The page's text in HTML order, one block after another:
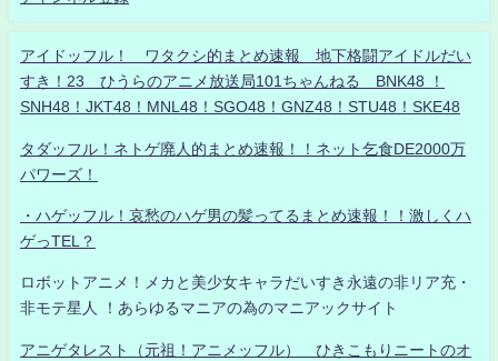
アイドッフル！ ワタクシ的まとめ速報 地下格闘アイドルだい
すき！23 ひうらのアニメ放送局101ちゃんねる BNK48 ！
SNH48！JKT48！MNL48！SGO48！GNZ48！STU48！SKE48
タダッフル！ネトゲ廃人的まとめ速報！！ネット乞食DE2000万
パワーズ！
・ハゲッフル！哀愁のハゲ男の髪ってるまとめ速報！！激しくハ
ゲっTEL？
ロボットアニメ！メカと美少女キャラだいすき永遠の非リア充・
非モテ星人 ！あらゆるマニアの為のマニアックサイト
アニゲタレスト（元祖！アニメッフル） ひきこもりニートのオ